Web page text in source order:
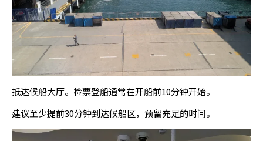
抵达候船大厅。检票登船通常在开船前10分钟开始。
建议至少提前30分钟到达候船区，预留充足的时间。